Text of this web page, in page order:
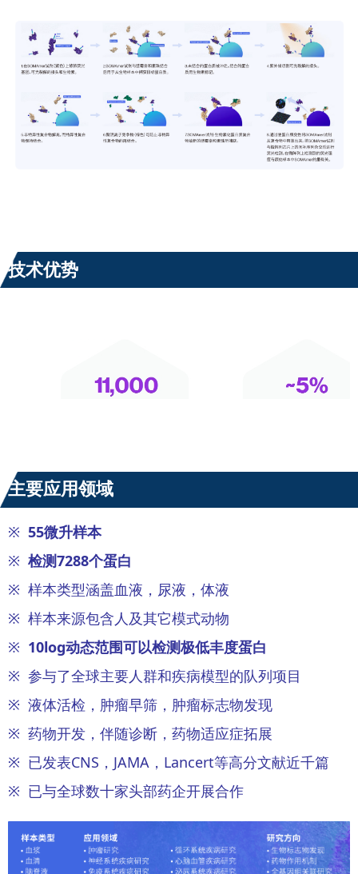
主要应用领域
技术优势
※ 55微升样本
※ 检测7288个蛋白
※ 样本类型涵盖血液，尿液，体液
※ 样本来源包含人及其它模式动物
※ 10log动态范围可以检测极低丰度蛋白
※ 参与了全球主要人群和疾病模型的队列项目
※ 液体活检，肿瘤早筛，肿瘤标志物发现
※ 药物开发，伴随诊断，药物适应症拓展
※ 已发表CNS，JAMA，Lancert等高分文献近千篇
※ 已与全球数十家头部药企开展合作